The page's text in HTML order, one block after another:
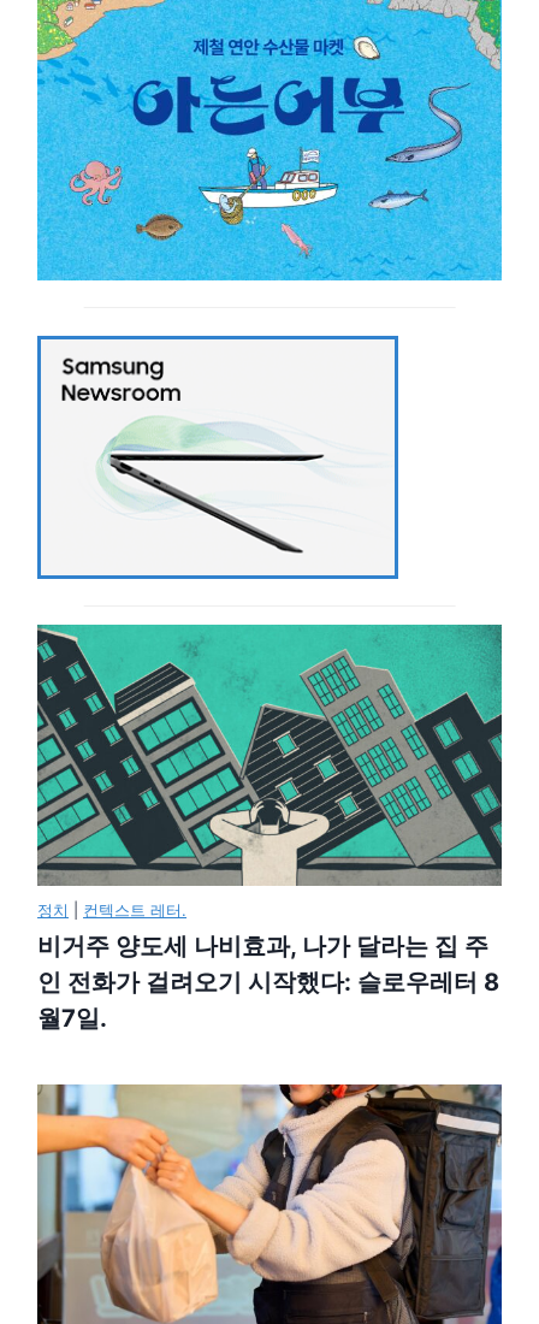
정치 컨텍스트 레터.
비거주 양도세 나비효과, 나가 달라는 집 주
인 전화가 걸려오기 시작했다: 슬로우레터 8
월7일.